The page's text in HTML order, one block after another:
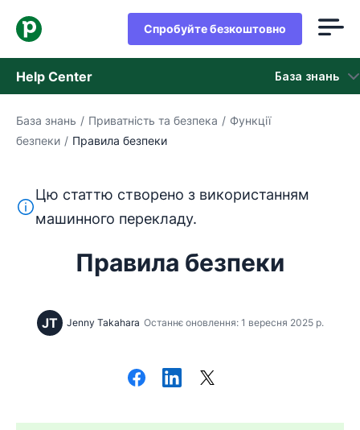
Спробуйте безкоштовно
Help Center База знань
База знань
Зверніться в службу підтримки
База знань / Приватність та безпека / Функції
безпеки / Правила безпеки
Цей текст перекладено з англійської мови за
Цю статтю створено з використанням
машинного перекладу.
Правила безпеки
JT Jenny Takahara Останнє оновлення: 1 вересня 2025 р.